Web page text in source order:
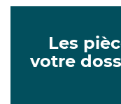
Les
votre